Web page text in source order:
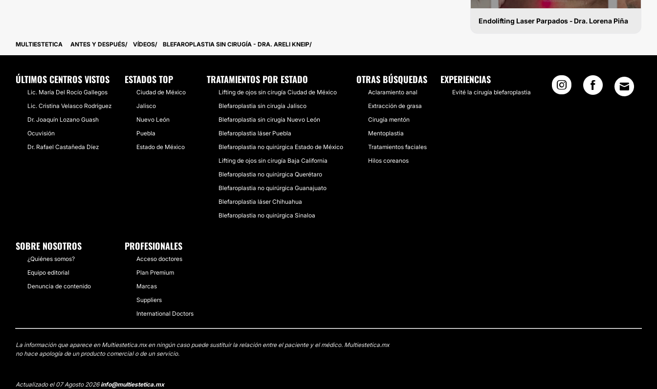
Endolifting Laser Parpados - Dra. Lorena Piña
MULTIESTETICA
ANTES Y DESPUÉS VÍDEOS BLEFAROPLASTIA SIN CIRUGÍA - DRA. ARELI KNEIP
ÚLTIMOS CENTROS VISTOS
Lic. María Del Rocío Gallegos
Lic. Cristina Velasco Rodríguez
Dr. Joaquín Lozano Guash
Ocuvisión
Dr. Rafael Castañeda Díez
ESTADOS TOP
Ciudad de México
Jalisco
Nuevo León
Puebla
Estado de México
TRATAMIENTOS POR ESTADO
Lifting de ojos sin cirugía Ciudad de México
Blefaroplastia sin cirugía Jalisco
Blefaroplastia sin cirugía Nuevo León
Blefaroplastia láser Puebla
Blefaroplastia no quirúrgica Estado de México
Lifting de ojos sin cirugía Baja California
Blefaroplastia no quirúrgica Querétaro
Blefaroplastia no quirúrgica Guanajuato
Blefaroplastia láser Chihuahua
Blefaroplastia no quirúrgica Sinaloa
OTRAS BÚSQUEDAS
Aclaramiento anal
Extracción de grasa
Cirugía mentón
Mentoplastia
Tratamientos faciales
Hilos coreanos
EXPERIENCIAS
Evité la cirugía blefaroplastia
SOBRE NOSOTROS
¿Quiénes somos?
Equipo editorial
Denuncia de contenido
PROFESIONALES
Acceso doctores
Plan Premium
Marcas
Suppliers
International Doctors
La información que aparece en Multiestetica.mx en ningún caso puede sustituir la relación entre el paciente y el médico. Multiestetica.mx
no hace apología de un producto comercial o de un servicio.
Actualizado el 07 Agosto 2026info@multiestetica.mx